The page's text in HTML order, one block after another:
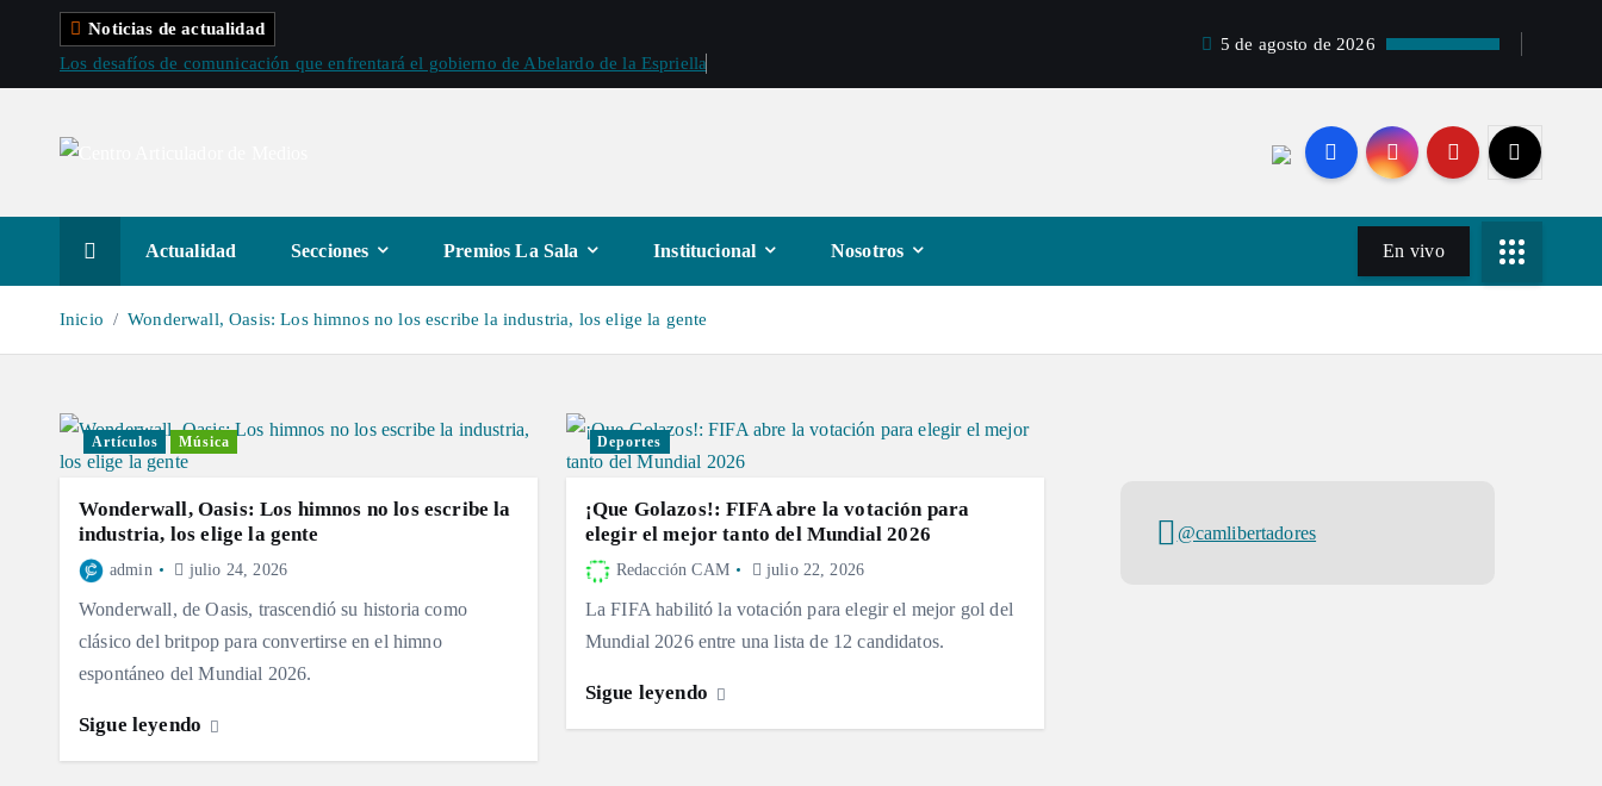
Noticias de actualidad
Los desafíos de comunicación que enfrentará el gobierno de Abelardo de la Espriella
5 de agosto de 2026
Actualidad Secciones Premios La Sala Institucional Nosotros En vivo
Inicio Wonderwall, Oasis: Los himnos no los escribe la industria, los elige la gente
Artículos Música
Wonderwall, Oasis: Los himnos no los escribe la
industria, los elige la gente
admin julio 24, 2026
Wonderwall, de Oasis, trascendió su historia como
clásico del britpop para convertirse en el himno
espontáneo del Mundial 2026.
Sigue leyendo
Deportes
¡Que Golazos!: FIFA abre la votación para
elegir el mejor tanto del Mundial 2026
Redacción CAM julio 22, 2026
La FIFA habilitó la votación para elegir el mejor gol del
Mundial 2026 entre una lista de 12 candidatos.
Sigue leyendo
@camlibertadores